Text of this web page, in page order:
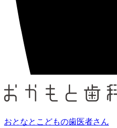
おとなとこどもの歯医者さん